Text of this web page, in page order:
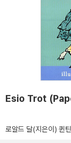
Esio Trot
로알드 달(지은이) 퀸